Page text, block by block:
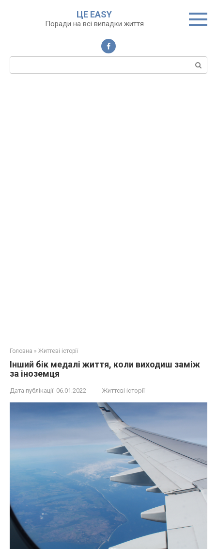
ЦЕ EASY
Поради на всі випадки життя
Пошук:
Головна » Життєві історії
Інший бік медалі життя, коли виходиш заміж
за іноземця
Дата публікації: 06.01.2022 Життєві історії